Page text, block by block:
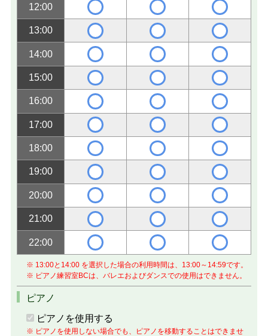
12:00
13:00
14:00
15:00
16:00
17:00
18:00
19:00
20:00
21:00
22:00
※ 13:00と14:00 を選択した場合の利用時間は、13:00～14:59です。
※ ピアノ練習室BCは、バレエおよびダンスでの使用はできません。
ピアノ
ピアノを使用する
※ ピアノを使用しない場合でも、ピアノを移動することはできませ